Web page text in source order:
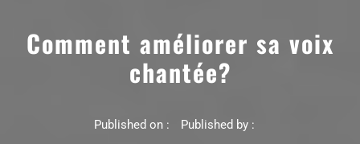
Comment améliorer sa voix
chantée?
Published on : Published by :